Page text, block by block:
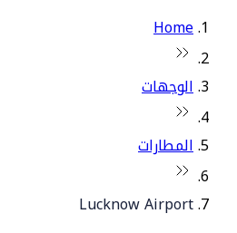
Home
الوجهات
المطارات
Lucknow Airport